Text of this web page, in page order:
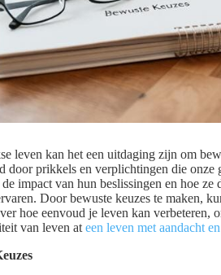
leven kan het een uitdaging zijn om
door prikkels en verplichtingen die onze
impact van hun beslissingen en hoe
Door bewuste keuzes te maken,
hoe eenvoud je leven kan verbeteren,
van leven at een leven met aandacht